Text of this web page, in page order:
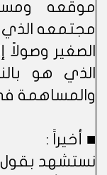
موقعه
مجتمعه
الصغير
الذي هو
والمساهمة
■ أخيراً :
نستشهد بقول